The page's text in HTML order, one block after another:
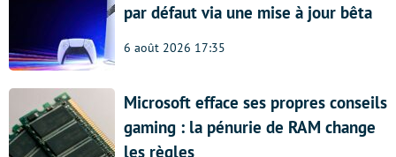
par défaut via une mise à jour bêta
6 août 2026 17:35
Microsoft efface ses propres conseils
gaming : la pénurie de RAM change
les règles